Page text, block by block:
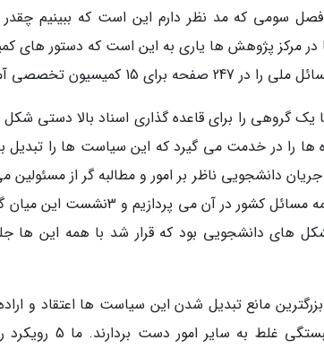
سومی که مد نظر دارم این است که ببینیم
در مرکز پژوهش ها یاری به این است که دستور
تخصصی آماده نموده ایم در 17 عنوان.
یک گروهی را برای قاعده گذاری اسناد بالا دستی
ها را در خدمت می گیرد که این سیاست ها را تبدیل
داریم که به همه مسائل کشور
های دانشجویی بود که قرار شد با همه این ها
مانع تبدیل شدن این سیاست ها اعتقاد و
نمایند و از